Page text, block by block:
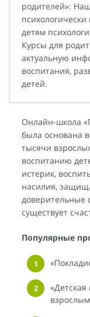
родителей»:
детям
Курсы для
актуальную
воспитания,
детей.
Онлайн-школа
была основана
тысячи
воспитанию
истерик,
насилия,
доверительные
существует
Популярные